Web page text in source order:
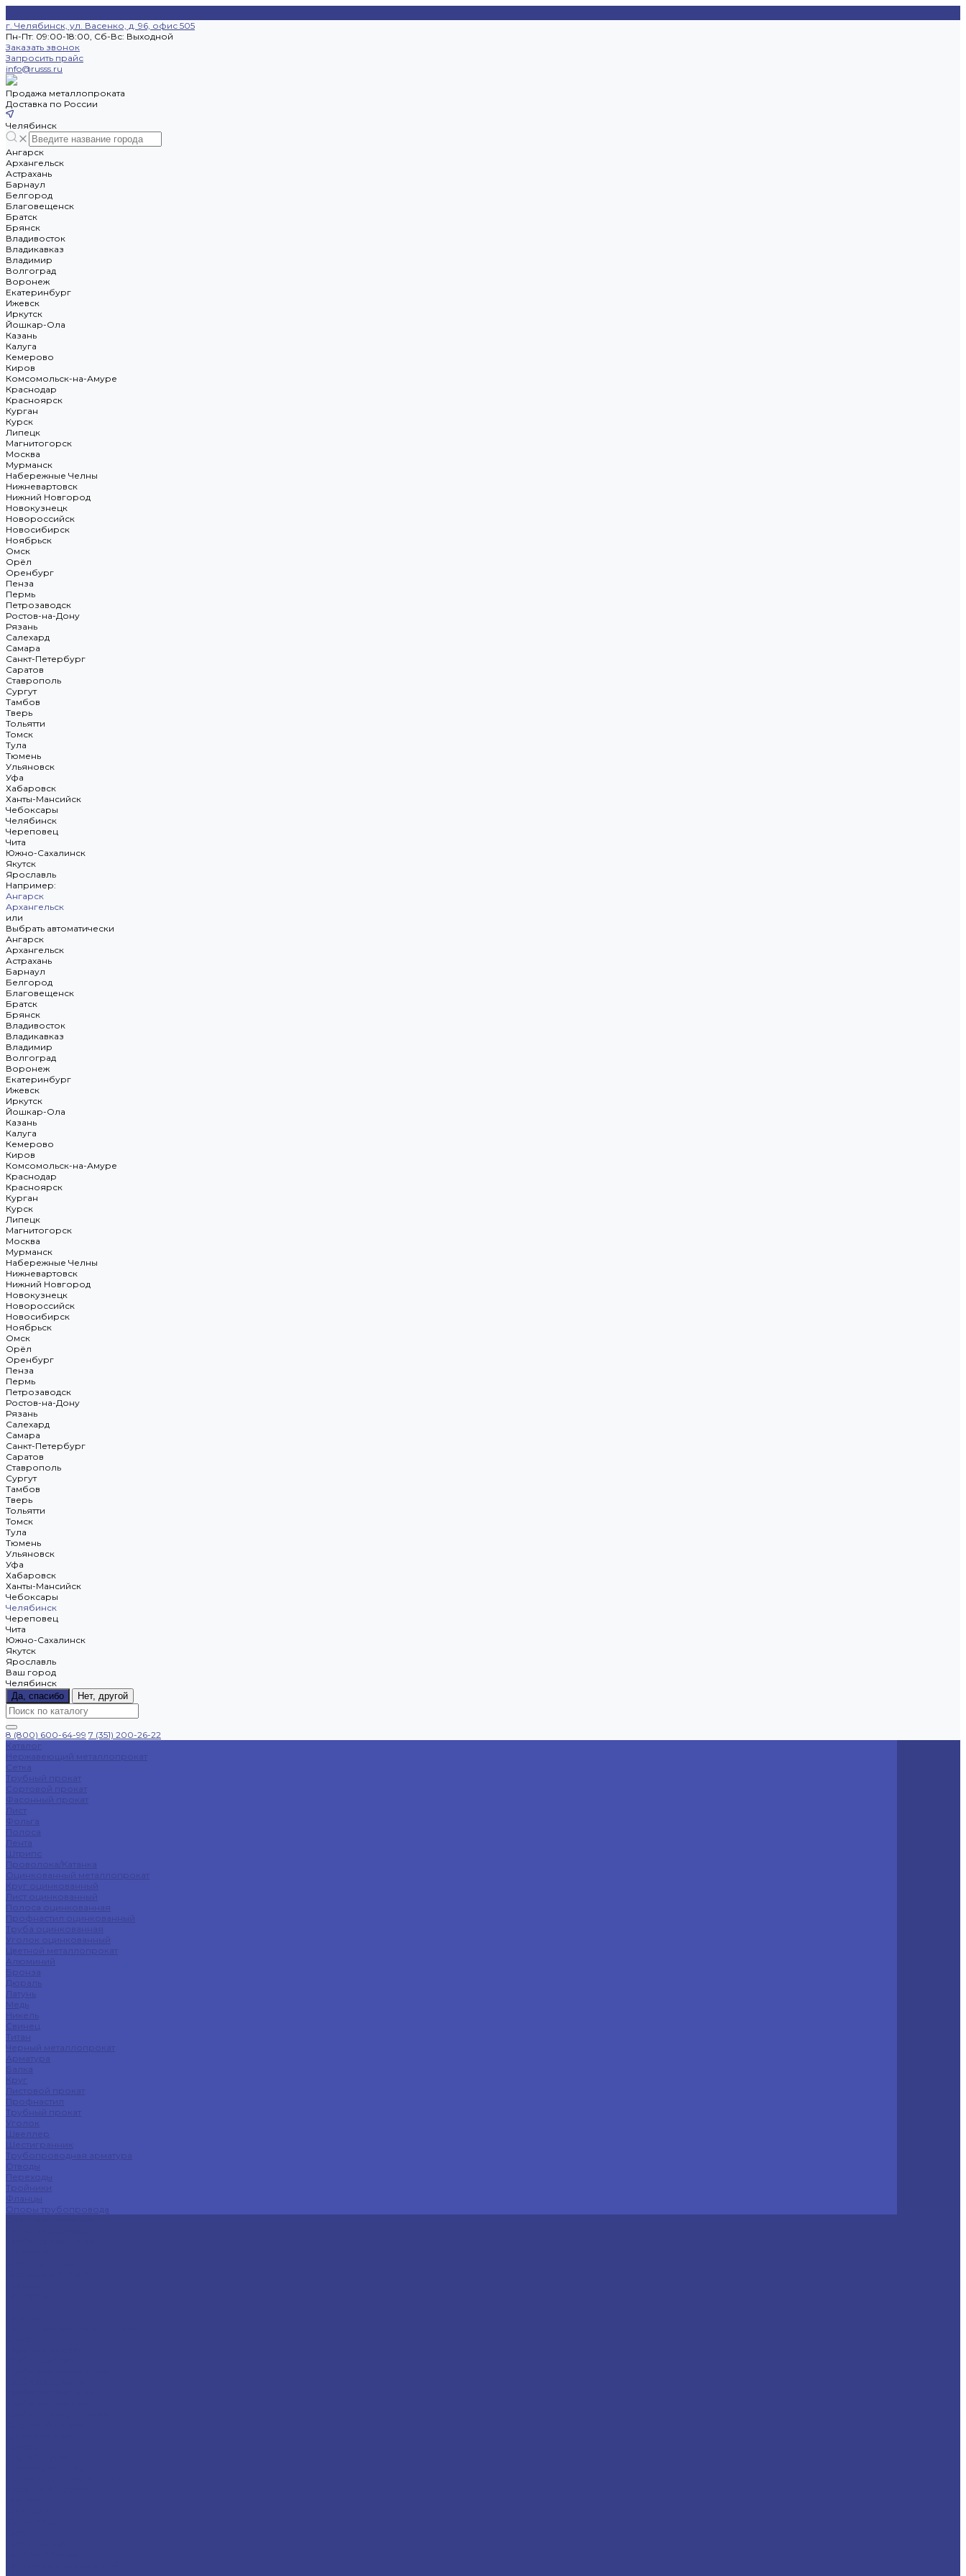
г. Челябинск, ул. Васенко, д. 96, офис 505
Пн-Пт: 09:00-18:00, Cб-Вс: Выходной
Заказать звонок
Запросить прайс
info@russs.ru
Продажа металлопроката
Доставка по России
Челябинск
Ангарск
Архангельск
Астрахань
Барнаул
Белгород
Благовещенск
Братск
Брянск
Владивосток
Владикавказ
Владимир
Волгоград
Воронеж
Екатеринбург
Ижевск
Иркутск
Йошкар-Ола
Казань
Калуга
Кемерово
Киров
Комсомольск-на-Амуре
Краснодар
Красноярск
Курган
Курск
Липецк
Магнитогорск
Москва
Мурманск
Набережные Челны
Нижневартовск
Нижний Новгород
Новокузнецк
Новороссийск
Новосибирск
Ноябрьск
Омск
Орёл
Оренбург
Пенза
Пермь
Петрозаводск
Ростов-на-Дону
Рязань
Салехард
Самара
Санкт-Петербург
Саратов
Ставрополь
Сургут
Тамбов
Тверь
Тольятти
Томск
Тула
Тюмень
Ульяновск
Уфа
Хабаровск
Ханты-Мансийск
Чебоксары
Челябинск
Череповец
Чита
Южно-Сахалинск
Якутск
Ярославль
Например:
Ангарск
Архангельск
или
Выбрать автоматически
Ангарск
Архангельск
Астрахань
Барнаул
Белгород
Благовещенск
Братск
Брянск
Владивосток
Владикавказ
Владимир
Волгоград
Воронеж
Екатеринбург
Ижевск
Иркутск
Йошкар-Ола
Казань
Калуга
Кемерово
Киров
Комсомольск-на-Амуре
Краснодар
Красноярск
Курган
Курск
Липецк
Магнитогорск
Москва
Мурманск
Набережные Челны
Нижневартовск
Нижний Новгород
Новокузнецк
Новороссийск
Новосибирск
Ноябрьск
Омск
Орёл
Оренбург
Пенза
Пермь
Петрозаводск
Ростов-на-Дону
Рязань
Салехард
Самара
Санкт-Петербург
Саратов
Ставрополь
Сургут
Тамбов
Тверь
Тольятти
Томск
Тула
Тюмень
Ульяновск
Уфа
Хабаровск
Ханты-Мансийск
Чебоксары
Челябинск
Череповец
Чита
Южно-Сахалинск
Якутск
Ярославль
Ваш город
Челябинск
Да, спасибо
Нет, другой
8 (800) 600-64-99 7 (351) 200-26-22
Каталог
Нержавеющий металлопрокат
Сетка
Трубный прокат
Сортовой прокат
Фасонный прокат
Лист
Фольга
Полоса
Лента
Штрипс
Проволока/Катанка
Оцинкованный металлопрокат
Круг оцинкованный
Лист оцинкованный
Полоса оцинкованная
Профнастил оцинкованный
Труба оцинкованная
Уголок оцинкованный
Цветной металлопрокат
Алюминий
Бронза
Дюраль
Латунь
Медь
Никель
Свинец
Титан
Черный металлопрокат
Арматура
Балка
Круг
Листовой прокат
Профнастил
Трубный прокат
Уголок
Швеллер
Шестигранник
Трубопроводная арматура
Отводы
Переходы
Тройники
Фланцы
Опоры трубопровода